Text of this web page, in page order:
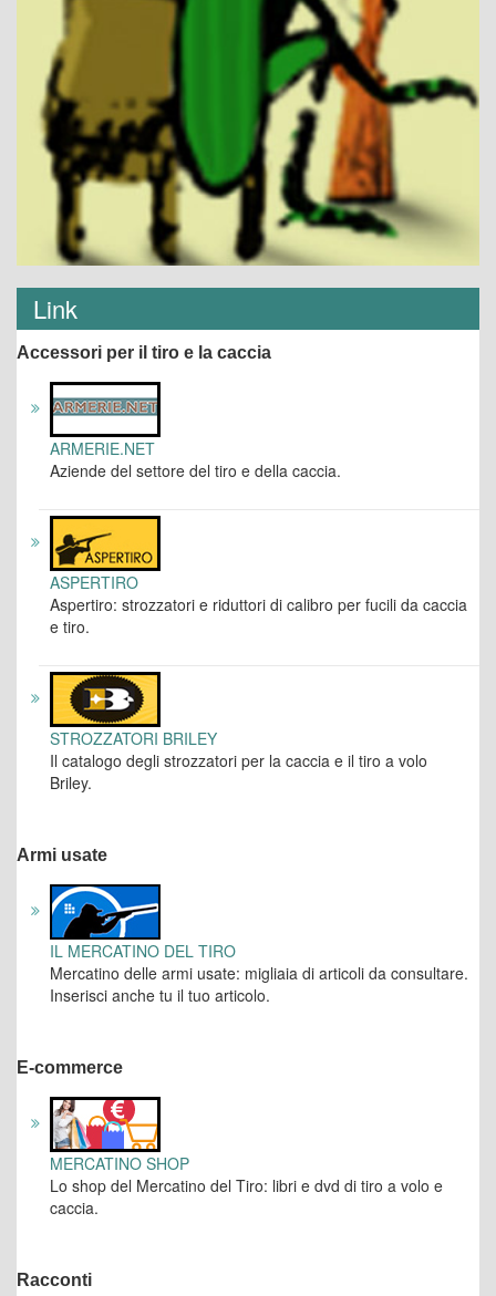
Link
Accessori per il tiro e la caccia
ARMERIE.NET
Aziende del settore del tiro e della caccia.
ASPERTIRO
Aspertiro: strozzatori e riduttori di calibro per fucili da caccia
e tiro.
STROZZATORI BRILEY
Il catalogo degli strozzatori per la caccia e il tiro a volo
Briley.
Armi usate
IL MERCATINO DEL TIRO
Mercatino delle armi usate: migliaia di articoli da consultare.
Inserisci anche tu il tuo articolo.
E-commerce
MERCATINO SHOP
Lo shop del Mercatino del Tiro: libri e dvd di tiro a volo e
caccia.
Racconti